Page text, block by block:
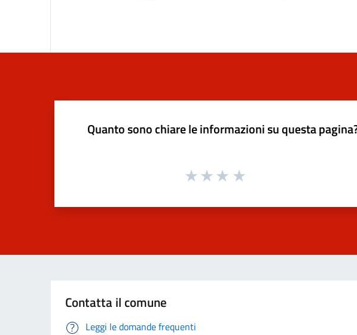
Quanto sono chiare le informazioni su questa
Contatta il comune
Leggi le domande frequenti